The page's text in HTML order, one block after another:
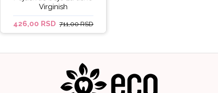
Virginish
426,00 RSD 711,00 RSD